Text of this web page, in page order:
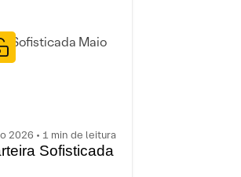
2026 • 1 min de leitura
Sofisticada